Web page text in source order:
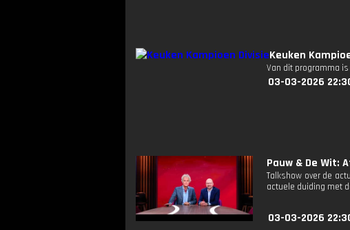
Keuken
Van dit programma
03-03-2026
Pauw & De Wit:
Talkshow over de
actuele duiding met
03-03-2026